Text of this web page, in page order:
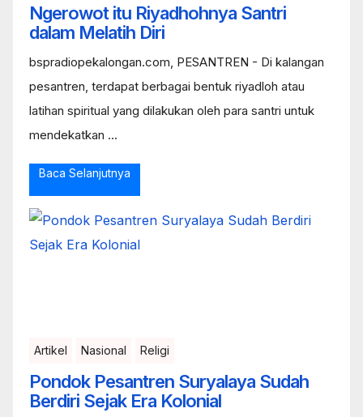
Ngerowot itu Riyadhohnya Santri
dalam Melatih Diri
bspradiopekalongan.com, PESANTREN - Di kalangan
pesantren, terdapat berbagai bentuk riyadloh atau
latihan spiritual yang dilakukan oleh para santri untuk
mendekatkan ...
Baca Selanjutnya
Artikel Nasional Religi
Pondok Pesantren Suryalaya Sudah
Berdiri Sejak Era Kolonial